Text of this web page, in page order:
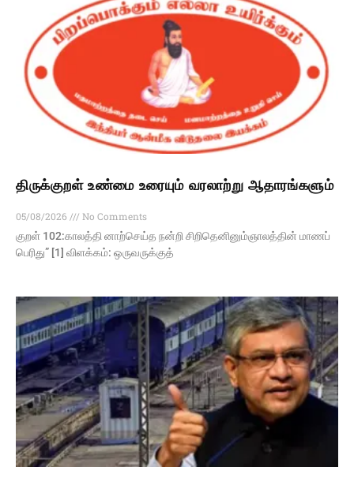
திருக்குறள் உண்மை உரையும் வரலாற்று ஆதாரங்களும்
05/08/2026
No Comments
குறள் 102:காலத்தி னாற்செய்த நன்றி சிறிதெனினும்ஞாலத்தின் மாணப்
பெரிது” [1] விளக்கம்: ஒருவருக்குத்